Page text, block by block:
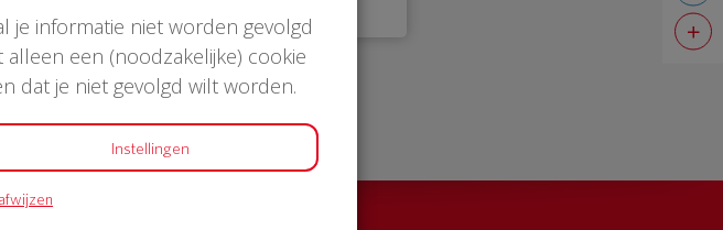
je informatie niet worden gevolgd
een (noodzakelijke) cookie
dat je niet gevolgd wilt worden.
Instellingen